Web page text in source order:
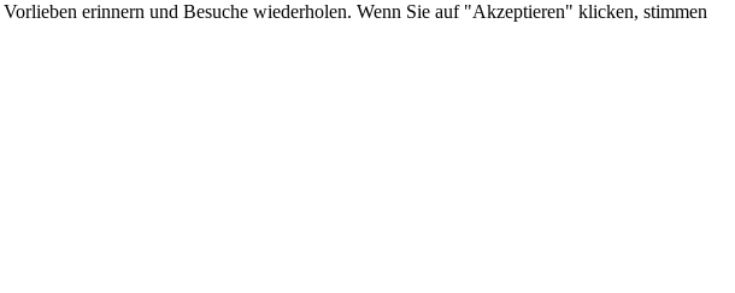
erinnern und Besuche wiederholen. Wenn Sie auf "Akzeptieren" klicken, stimmen